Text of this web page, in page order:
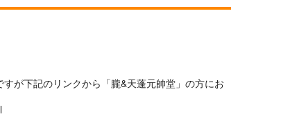
が下記のリンクから「朧&天蓬元帥堂」の方にお